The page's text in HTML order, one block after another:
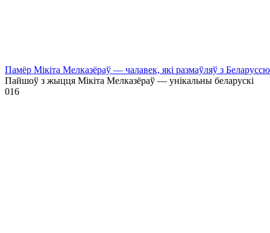
Памёр Мікіта Мелказёраў — чалавек, які размаўляў з
Пайшоў з жыцця Мікіта Мелказёраў — унікальны беларускі
016